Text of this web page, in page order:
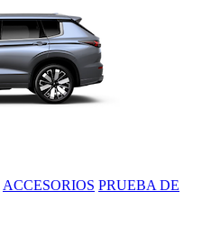
ACCESORIOS PRUEBA DE